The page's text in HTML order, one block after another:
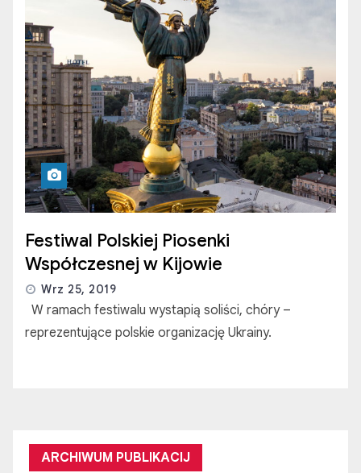
Festiwal Polskiej Piosenki
Współczesnej w Kijowie
Wrz 25, 2019
W ramach festiwalu wystapią soliści, chóry –
reprezentujące polskie organizację Ukrainy.
ARCHIWUM PUBLIKACIJ